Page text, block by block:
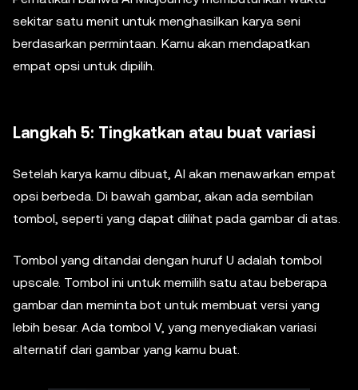
sekitar satu menit untuk menghasilkan karya seni
berdasarkan permintaan. Kamu akan mendapatkan
empat opsi untuk dipilih.
Langkah 5: Tingkatkan atau buat variasi
Setelah karya kamu dibuat, AI akan menawarkan empat
opsi berbeda. Di bawah gambar, akan ada sembilan
tombol, seperti yang dapat dilihat pada gambar di atas.
Tombol yang ditandai dengan huruf U adalah tombol
upscale. Tombol ini untuk memilih satu atau beberapa
gambar dan meminta bot untuk membuat versi yang
lebih besar. Ada tombol V, yang menyediakan variasi
alternatif dari gambar yang kamu buat.